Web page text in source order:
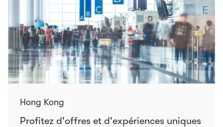
Hong Kong
Profitez d'offres et d'expériences uniques